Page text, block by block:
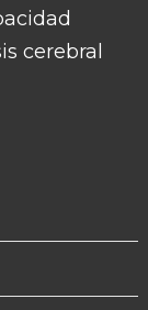
cerebral